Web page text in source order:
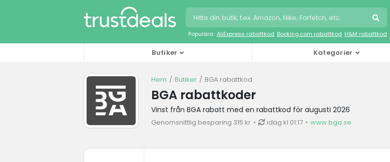
Populära: AliExpress rabattkod Booking.com rabattkod H&M rabattkod
Butiker Kategorier
Hem Butiker BGA rabattkod
BGA rabattkoder
Vinst från BGA rabatt med en rabattkod för augusti 2026
Genomsnittlig besparing 315 kr idag kl 01:17 www.bga.se